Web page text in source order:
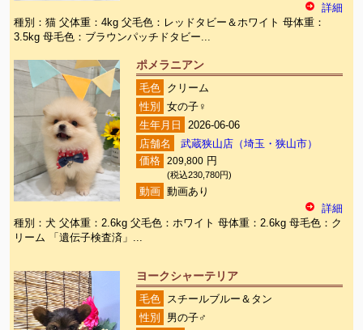
詳細
種別：猫 父体重：4kg 父毛色：レッドタビー＆ホワイト 母体重：
3.5kg 母毛色：ブラウンパッチドタビー...
ポメラニアン
毛色
クリーム
性別
女の子♀
生年月日
2026-06-06
店舗名
武蔵狭山店（埼玉・狭山市）
価格 209,800 円
(税込230,780円)
動画
動画あり
詳細
種別：犬 父体重：2.6kg 父毛色：ホワイト 母体重：2.6kg 母毛色：ク
リーム 「遺伝子検査済」...
ヨークシャーテリア
毛色
スチールブルー＆タン
性別
男の子♂